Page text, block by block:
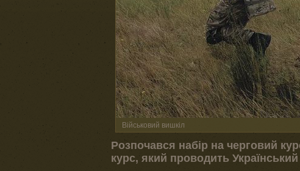
Військовий вишкіл
Розпочався набір на черговий
курс, який проводить